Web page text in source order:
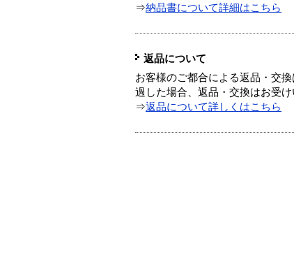
⇒納品書について詳細はこちら
返品について
お客様のご都合による返品・交
過した場合、返品・交換はお受け
⇒返品について詳しくはこちら